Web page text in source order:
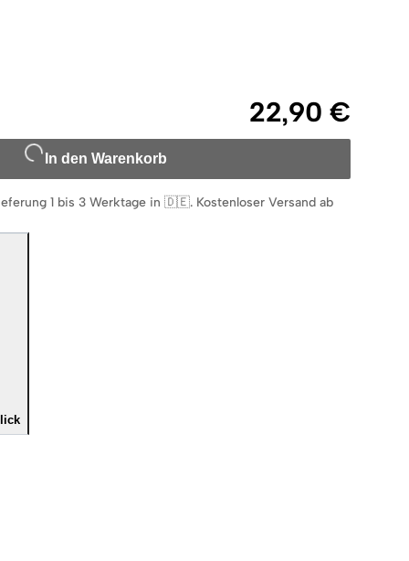
22,90 €
In den Warenkorb
1 bis 3 Werktage in 🇩🇪. Kostenloser Versand ab